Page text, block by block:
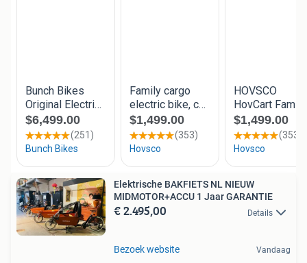
Elektrische BAKFIETS NL NIEUW
MIDMOTOR+ACCU 1 Jaar GARANTIE
€ 2.495,00 Details
Bezoek website Vandaag